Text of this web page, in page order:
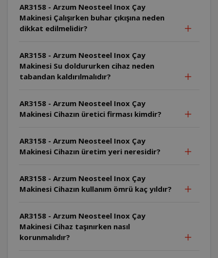
AR3158 - Arzum Neosteel Inox Çay
Makinesi Çalışırken buhar çıkışına neden
dikkat edilmelidir?
AR3158 - Arzum Neosteel Inox Çay
Makinesi Su doldururken cihaz neden
tabandan kaldırılmalıdır?
AR3158 - Arzum Neosteel Inox Çay
Makinesi Cihazın üretici firması kimdir?
AR3158 - Arzum Neosteel Inox Çay
Makinesi Cihazın üretim yeri neresidir?
AR3158 - Arzum Neosteel Inox Çay
Makinesi Cihazın kullanım ömrü kaç yıldır?
AR3158 - Arzum Neosteel Inox Çay
Makinesi Cihaz taşınırken nasıl
korunmalıdır?